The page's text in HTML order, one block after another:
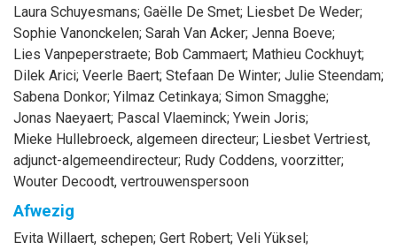
Laura Schuyesmans; Gaëlle De Smet; Liesbet De Weder;
Sophie Vanonckelen; Sarah Van Acker; Jenna Boeve;
Lies Vanpeperstraete; Bob Cammaert; Mathieu Cockhuyt;
Dilek Arici; Veerle Baert; Stefaan De Winter; Julie Steendam;
Sabena Donkor; Yilmaz Cetinkaya; Simon Smagghe;
Jonas Naeyaert; Pascal Vlaeminck; Ywein Joris;
Mieke Hullebroeck, algemeen directeur; Liesbet Vertriest,
adjunct-algemeendirecteur; Rudy Coddens, voorzitter;
Wouter Decoodt, vertrouwenspersoon
Afwezig
Evita Willaert, schepen; Gert Robert; Veli Yüksel;